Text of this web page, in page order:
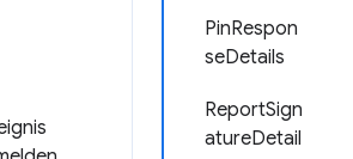
PinRespon
seDetails
ReportSign
atureDetail